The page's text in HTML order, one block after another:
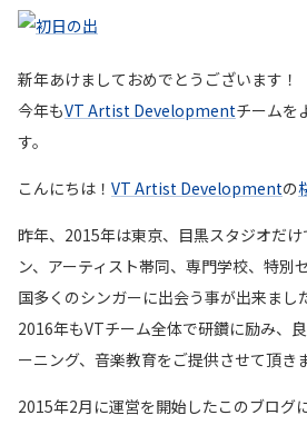
新年あけましておめでとうございます！
今年もVT Artist Developmentチームを
す。
こんにちは！ VT Artist Developmentの
昨年、2015年は東京、目黒スタジオだ
ン、アーティスト帯同、専門学校、特別
国多くのシンガーに出会う事が出来まし
2016年もVTチーム全体で研鑽に励み、
ーニング、音楽教育をご提供させて頂きま
2015年2月に運営を開始したこのブログ